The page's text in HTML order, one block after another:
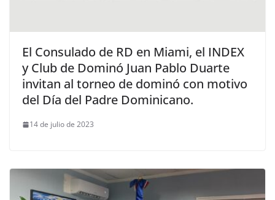
El Consulado de RD en Miami, el INDEX
y Club de Dominó Juan Pablo Duarte
invitan al torneo de dominó con motivo
del Día del Padre Dominicano.
14 de julio de 2023